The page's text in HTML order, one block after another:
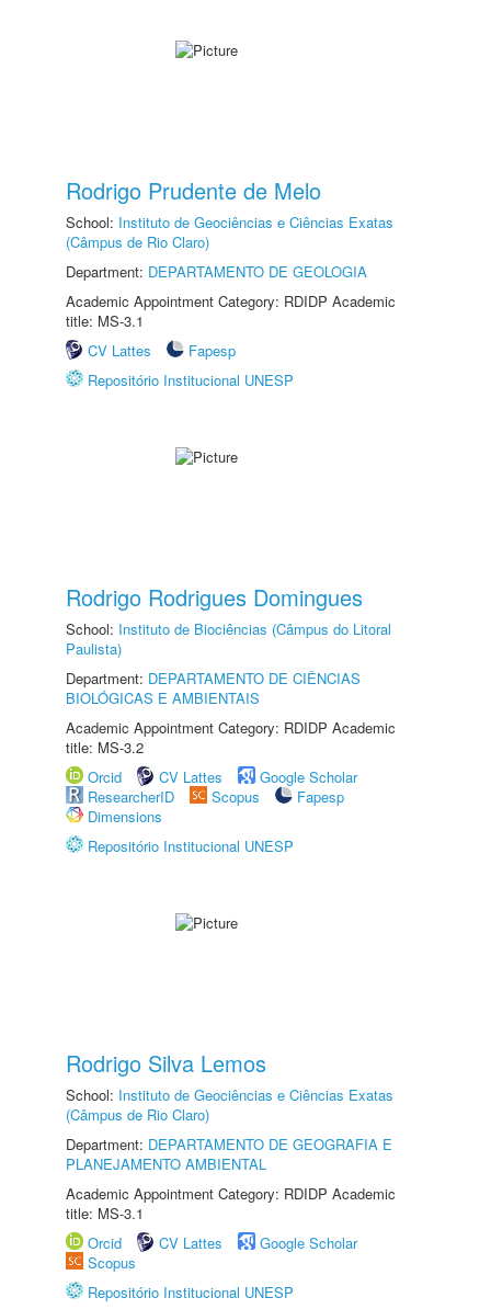
Rodrigo Prudente de Melo
School: Instituto de Geociências e Ciências Exatas
(Câmpus de Rio Claro)
Department: DEPARTAMENTO DE GEOLOGIA
Academic Appointment Category: RDIDP Academic
title: MS-3.1
CV Lattes
Fapesp
Repositório Institucional UNESP
Rodrigo Rodrigues Domingues
School: Instituto de Biociências (Câmpus do Litoral
Paulista)
Department: DEPARTAMENTO DE CIÊNCIAS
BIOLÓGICAS E AMBIENTAIS
Academic Appointment Category: RDIDP Academic
title: MS-3.2
Orcid
CV Lattes
Google Scholar
ResearcherID
Scopus
Fapesp
Dimensions
Repositório Institucional UNESP
Rodrigo Silva Lemos
School: Instituto de Geociências e Ciências Exatas
(Câmpus de Rio Claro)
Department: DEPARTAMENTO DE GEOGRAFIA E
PLANEJAMENTO AMBIENTAL
Academic Appointment Category: RDIDP Academic
title: MS-3.1
Orcid
CV Lattes
Google Scholar
Scopus
Repositório Institucional UNESP